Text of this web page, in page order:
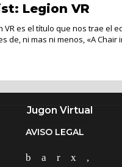
Legion VR
VR es el título que nos trae el
de, ni mas ni menos, «A Chair
AVISO LEGAL